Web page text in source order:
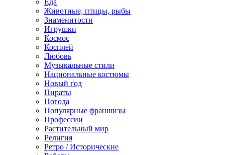
Еда
Животные, птицы, рыбы
Знаменитости
Игрушки
Космос
Косплей
Любовь
Музыкальные стили
Национальные костюмы
Новый год
Пираты
Погода
Популярные франшизы
Профессии
Растительный мир
Религия
Ретро / Исторические